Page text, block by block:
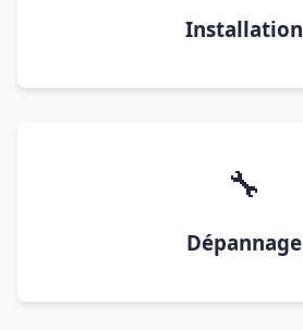
Installation
🔧
Dépannage